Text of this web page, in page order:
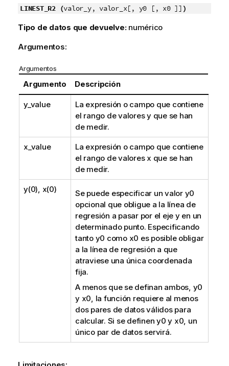
LINEST_R2 (valor_y, valor_x[, y0 [, x0 ]] )
Tipo de datos que devuelve: numérico
Argumentos:
Argumentos
Argumento Descripción
y_value
La expresión o campo que contiene
el rango de valoresyque se han
de medir.
x_value
La expresión o campo que contiene
el rango de valores x que se han
de medir.
y(0), x(0) Se puede especificar un valor y0
opcional que obligue a la línea de
regresión a pasar por el eje y en un
determinado punto. Especificando
tanto y0 como x0 es posible obligar
a la línea de regresión a que
atraviese una única coordenada
fija.
A menos que se definan ambos, y0
y x0, la función requiere al menos
dos pares de datos válidos para
calcular. Si se definen y0 y x0, un
único par de datos servirá.